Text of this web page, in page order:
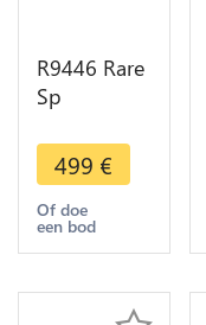
R9446 Rare
Sp
Brabant
Patagon
Philip IV
1622 Main
Silver
499 €
Of doe
een bod